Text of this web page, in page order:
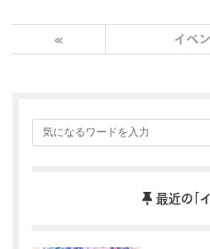
« イベ
最近の｢